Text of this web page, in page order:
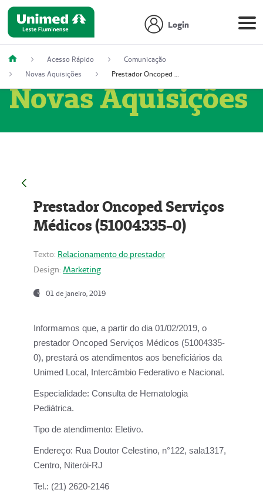
Login
Acesso Rápido
Comunicação
Novas Aquisições
Prestador Oncoped Serviços Médicos (51004335-0)
Novas Aquisições
Prestador Oncoped Serviços
Médicos (51004335-0)
Texto: Relacionamento do prestador
Design: Marketing
01 de janeiro, 2019
Informamos que, a partir do dia 01/02/2019, o
prestador Oncoped Serviços Médicos (51004335-
0), prestará os atendimentos aos beneficiários da
Unimed Local, Intercâmbio Federativo e Nacional.
Especialidade: Consulta de Hematologia
Pediátrica.
Tipo de atendimento: Eletivo.
Endereço: Rua Doutor Celestino, n°122, sala1317,
Centro, Niterói-RJ
Tel.: (21) 2620-2146